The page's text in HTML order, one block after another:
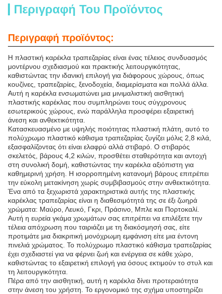
Περιγραφή Του Προϊόντος
Περιγραφή προϊόντος:
Η πλαστική καρέκλα τραπεζαρίας είναι ένας τέλειος συνδυασμός
μοντέρνου σχεδιασμού και πρακτικής λειτουργικότητας,
καθιστώντας την ιδανική επιλογή για διάφορους χώρους, όπως
κουζίνες, τραπεζαρίες, ξενοδοχεία, διαμερίσματα και πολλά άλλα.
Αυτή η καρέκλα ενσωματώνει μια μινιμαλιστική αισθητική
πλαστικής καρέκλας που συμπληρώνει τους σύγχρονους
εσωτερικούς χώρους, ενώ παράλληλα προσφέρει εξαιρετική
άνεση και ανθεκτικότητα.
Κατασκευασμένο με υψηλής ποιότητας πλαστική πλάτη, αυτό το
πολύχρωμο πλαστικό κάθισμα τραπεζαρίας ζυγίζει μόλις 2,8 κιλά,
εξασφαλίζοντας ότι είναι ελαφρύ αλλά στιβαρό. Ο στιβαρός
σκελετός, βάρους 4,2 κιλών, προσθέτει σταθερότητα και αντοχή
στη συνολική δομή, καθιστώντας την καρέκλα αξιόπιστη για
καθημερινή χρήση. Η ισορροπημένη κατανομή βάρους επιτρέπει
την εύκολη μετακίνηση χωρίς συμβιβασμούς στην ανθεκτικότητα.
Ένα από τα ξεχωριστά χαρακτηριστικά αυτής της πλαστικής
καρέκλας τραπεζαρίας είναι η διαθεσιμότητά της σε έξι ζωηρά
χρώματα: Μαύρο, Λευκό, Γκρι, Πράσινο, Μπλε και Πορτοκαλί.
Αυτή η ευρεία γκάμα χρωμάτων σας επιτρέπει να επιλέξετε την
τέλεια απόχρωση που ταιριάζει με τη διακόσμησή σας, είτε
προτιμάτε μια διακριτική μονόχρωμη εμφάνιση είτε μια έντονη
πινελιά χρώματος. Το πολύχρωμο πλαστικό κάθισμα τραπεζαρίας
έχει σχεδιαστεί για να φέρνει ζωή και ενέργεια σε κάθε χώρο,
καθιστώντας το εξαιρετική επιλογή για όσους εκτιμούν το στυλ και
τη λειτουργικότητα.
Πέρα από την αισθητική, αυτή η καρέκλα δίνει προτεραιότητα
στην άνεση του χρήστη. Το εργονομικό της σχήμα υποστηρίζει